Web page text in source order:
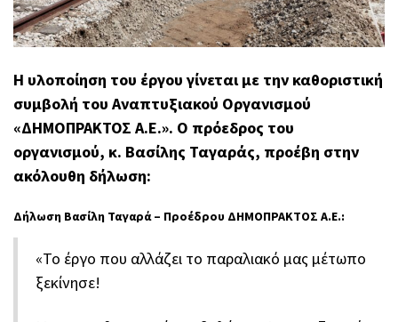
Η υλοποίηση του έργου γίνεται με την καθοριστική
συμβολή του Αναπτυξιακού Οργανισμού
«ΔΗΜΟΠΡΑΚΤΟΣ Α.Ε.». Ο πρόεδρος του
οργανισμού, κ. Βασίλης Ταγαράς, προέβη στην
ακόλουθη δήλωση:
Δήλωση Βασίλη Ταγαρά – Προέδρου ΔΗΜΟΠΡΑΚΤΟΣ Α.Ε.:
«Το έργο που αλλάζει το παραλιακό μας μέτωπο
ξεκίνησε!